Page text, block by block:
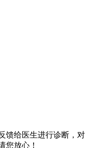
馈给医生进行诊断，对
您放心！